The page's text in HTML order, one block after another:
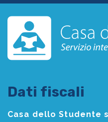
Dati fiscali
Casa dello Studente